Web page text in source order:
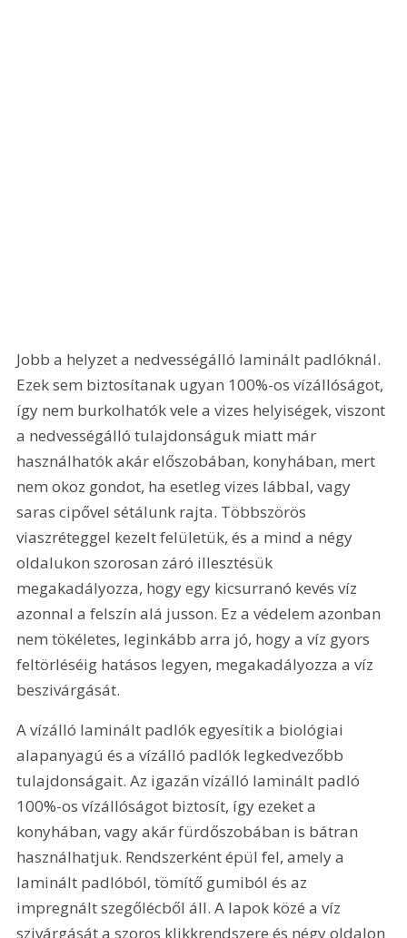
Jobb a helyzet a nedvességálló laminált padlóknál.
Ezek sem biztosítanak ugyan 100%-os vízállóságot,
így nem burkolhatók vele a vizes helyiségek, viszont
a nedvességálló tulajdonságuk miatt már
használhatók akár előszobában, konyhában, mert
nem okoz gondot, ha esetleg vizes lábbal, vagy
saras cipővel sétálunk rajta. Többszörös
viaszréteggel kezelt felületük, és a mind a négy
oldalukon szorosan záró illesztésük
megakadályozza, hogy egy kicsurranó kevés víz
azonnal a felszín alá jusson. Ez a védelem azonban
nem tökéletes, leginkább arra jó, hogy a víz gyors
feltörléséig hatásos legyen, megakadályozza a víz
beszivárgását.
A vízálló laminált padlók egyesítik a biológiai
alapanyagú és a vízálló padlók legkedvezőbb
tulajdonságait. Az igazán vízálló laminált padló
100%-os vízállóságot biztosít, így ezeket a
konyhában, vagy akár fürdőszobában is bátran
használhatjuk. Rendszerként épül fel, amely a
laminált padlóból, tömítő gumiból és az
impregnált szegőlécből áll. A lapok közé a víz
szivárgását a szoros klikkrendszere és négy oldalon